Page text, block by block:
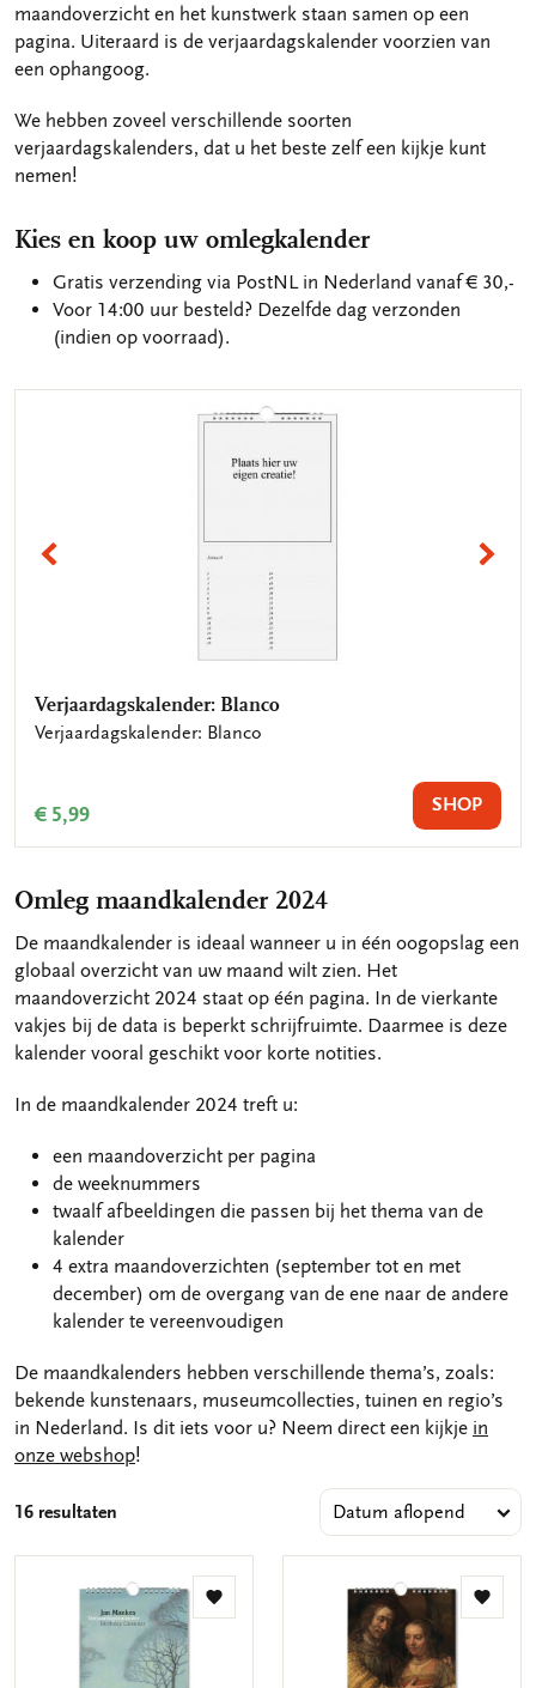
maandoverzicht en het kunstwerk staan samen op een
pagina. Uiteraard is de verjaardagskalender voorzien van
een ophangoog.
We hebben zoveel verschillende soorten
verjaardagskalenders, dat u het beste zelf een kijkje kunt
nemen!
Kies en koop uw omlegkalender
Gratis verzending via PostNL in Nederland vanaf € 30,-
Voor 14:00 uur besteld? Dezelfde dag verzonden
(indien op voorraad).
VORIGE
Verjaardagskalender: Blanco
Verjaardagskalender: Blanco
€ 5,99 SHOP
Verjaardagskalender: Eva Gans
Verjaardagskalender: Eva Gans
€ 9,99 SHOP
Omleg maandkalender 2024
De maandkalender is ideaal wanneer u in één oogopslag een
globaal overzicht van uw maand wilt zien. Het
maandoverzicht 2024 staat op één pagina. In de vierkante
vakjes bij de data is beperkt schrijfruimte. Daarmee is deze
kalender vooral geschikt voor korte notities.
In de maandkalender 2024 treft u:
een maandoverzicht per pagina
de weeknummers
twaalf afbeeldingen die passen bij het thema van de
kalender
4 extra maandoverzichten (september tot en met
december) om de overgang van de ene naar de andere
kalender te vereenvoudigen
De maandkalenders hebben verschillende thema’s, zoals:
bekende kunstenaars, museumcollecties, tuinen en regio’s
in Nederland. Is dit iets voor u? Neem direct een kijkje in
onze webshop!
16 resultaten
Toevoegen